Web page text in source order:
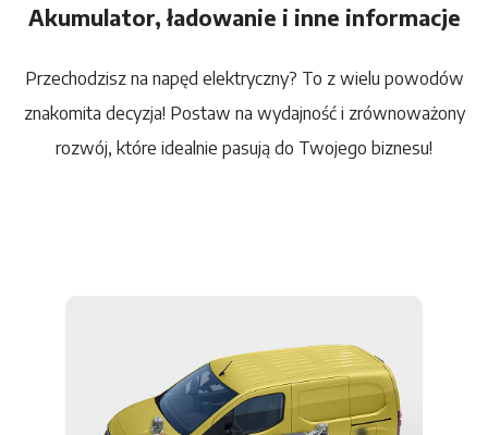
Akumulator, ładowanie i inne informacje
Przechodzisz na napęd elektryczny? To z wielu powodów
znakomita decyzja! Postaw na wydajność i zrównoważony
rozwój, które idealnie pasują do Twojego biznesu!